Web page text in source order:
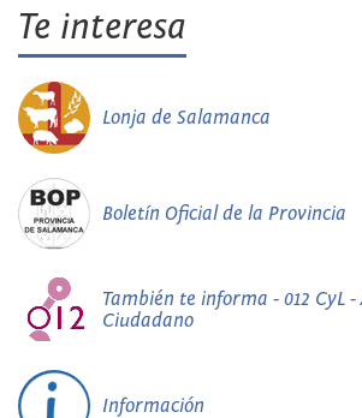
Te interesa
Lonja de Salamanca
Boletín Oficial de la Provincia
También te informa - 012 CyL
Ciudadano
Información